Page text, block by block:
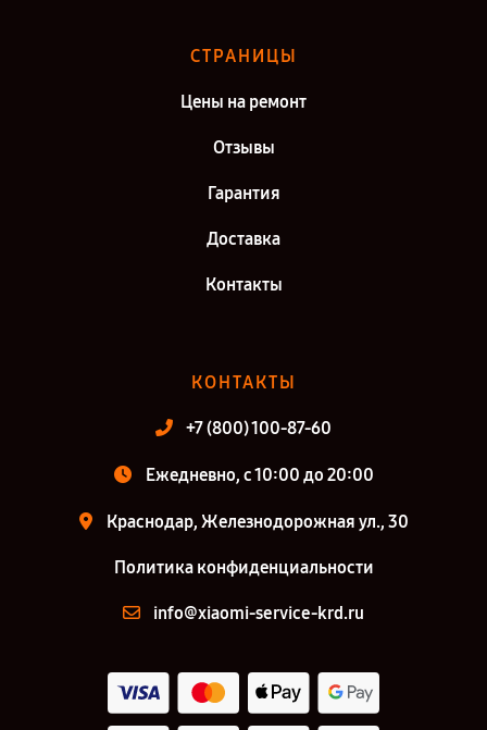
СТРАНИЦЫ
Цены на ремонт
Отзывы
Гарантия
Доставка
Контакты
КОНТАКТЫ
+7 (800) 100-87-60
Ежедневно, с 10:00 до 20:00
Краснодар, Железнодорожная ул., 30
Политика конфиденциальности
info@xiaomi-service-krd.ru